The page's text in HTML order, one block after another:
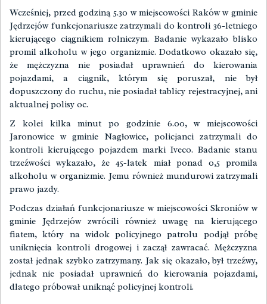
Wcześniej, przed godziną 5.30 w miejscowości Raków w gminie
Jędrzejów funkcjonariusze zatrzymali do kontroli 36-letniego
kierującego ciągnikiem rolniczym. Badanie wykazało blisko
promil alkoholu w jego organizmie. Dodatkowo okazało się,
że mężczyzna nie posiadał uprawnień do kierowania
pojazdami, a ciągnik, którym się poruszał, nie był
dopuszczony do ruchu, nie posiadał tablicy rejestracyjnej, ani
aktualnej polisy oc.
Z kolei kilka minut po godzinie 6.00, w miejscowości
Jaronowice w gminie Nagłowice, policjanci zatrzymali do
kontroli kierującego pojazdem marki Iveco. Badanie stanu
trzeźwości wykazało, że 45-latek miał ponad 0,5 promila
alkoholu w organizmie. Jemu również mundurowi zatrzymali
prawo jazdy.
Podczas działań funkcjonariusze w miejscowości Skroniów w
gminie Jędrzejów zwrócili również uwagę na kierującego
fiatem, który na widok policyjnego patrolu podjął próbę
uniknięcia kontroli drogowej i zaczął zawracać. Mężczyzna
został jednak szybko zatrzymany. Jak się okazało, był trzeźwy,
jednak nie posiadał uprawnień do kierowania pojazdami,
dlatego próbował uniknąć policyjnej kontroli.